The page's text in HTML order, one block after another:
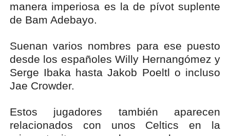
manera imperiosa es la de pívot suplente
de Bam Adebayo.
Suenan varios nombres para ese puesto
desde los españoles Willy Hernangómez y
Serge Ibaka hasta Jakob Poeltl o incluso
Jae Crowder.
Estos jugadores también aparecen
relacionados con unos Celtics en la